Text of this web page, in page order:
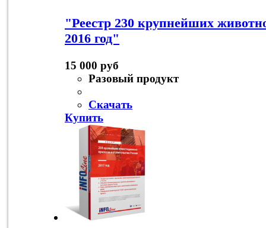
"Реестр 230 крупнейших
2016 год"
15 000 руб
Разовый продукт
Скачать
Купить